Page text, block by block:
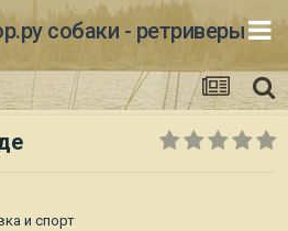
собаки - ретриверы
и спорт